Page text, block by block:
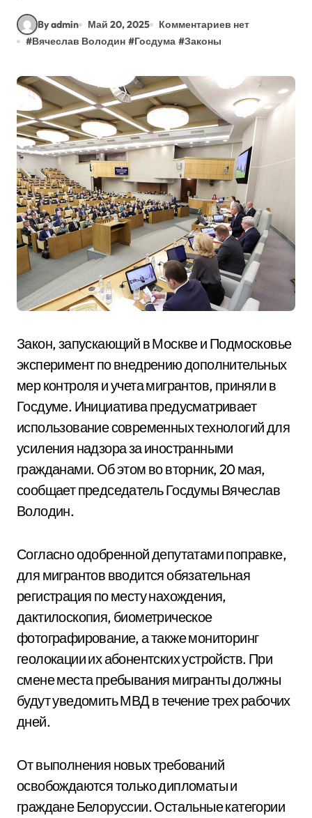
By admin Май 20, 2025
Комментариев нет
#Вячеслав Володин #Госдума #Законы
Закон, запускающий в Москве и Подмосковье
эксперимент по внедрению дополнительных
мер контроля и учета мигрантов, приняли в
Госдуме. Инициатива предусматривает
использование современных технологий для
усиления надзора за иностранными
гражданами. Об этом во вторник, 20 мая,
сообщает председатель Госдумы Вячеслав
Володин.
Согласно одобренной депутатами поправке,
для мигрантов вводится обязательная
регистрация по месту нахождения,
дактилоскопия, биометрическое
фотографирование, а также мониторинг
геолокации их абонентских устройств. При
смене места пребывания мигранты должны
будут уведомить МВД в течение трех рабочих
дней.
От выполнения новых требований
освобождаются только дипломаты и
граждане Белоруссии. Остальные категории